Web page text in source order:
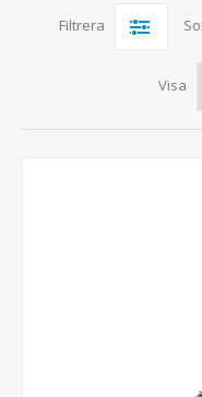
Filtrera
Visa